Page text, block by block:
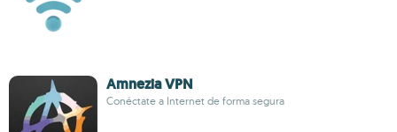
Amnezia VPN
Conéctate a Internet de forma segura